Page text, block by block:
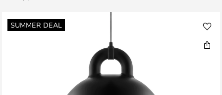
SUMMER DEAL
Skip
to